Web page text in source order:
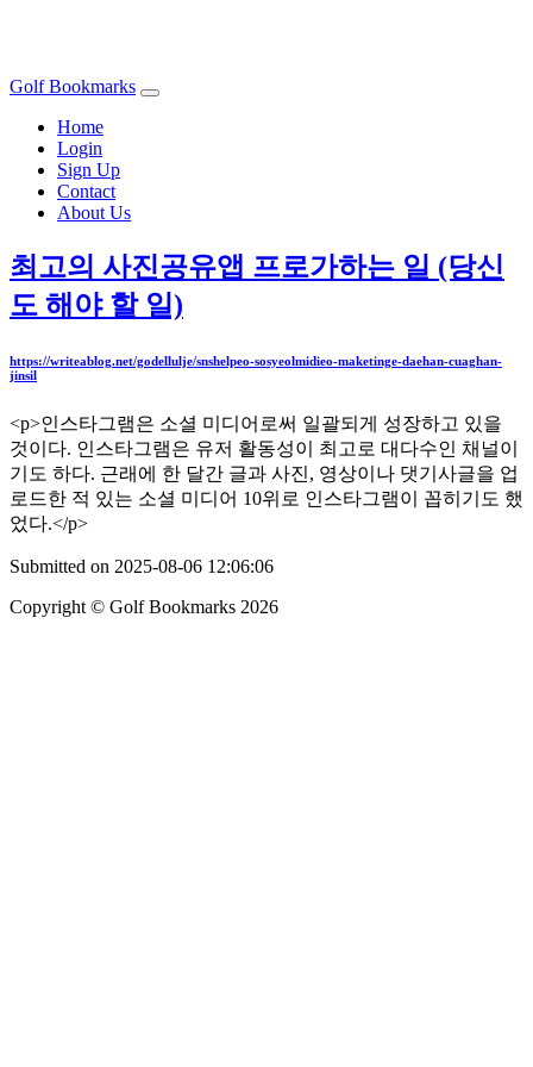
Golf Bookmarks
Home
Login
Sign Up
Contact
About Us
최고의 사진공유앱 프로가하는 일 (당신
도 해야 할 일)
https://writeablog.net/godellulje/snshelpeo-sosyeolmidieo-maketinge-daehan-cuaghan-
jinsil
<p>인스타그램은 소셜 미디어로써 일괄되게 성장하고 있을
것이다. 인스타그램은 유저 활동성이 최고로 대다수인 채널이
기도 하다. 근래에 한 달간 글과 사진, 영상이나 댓기사글을 업
로드한 적 있는 소셜 미디어 10위로 인스타그램이 꼽히기도 했
었다.</p>
Submitted on 2025-08-06 12:06:06
Copyright © Golf Bookmarks 2026